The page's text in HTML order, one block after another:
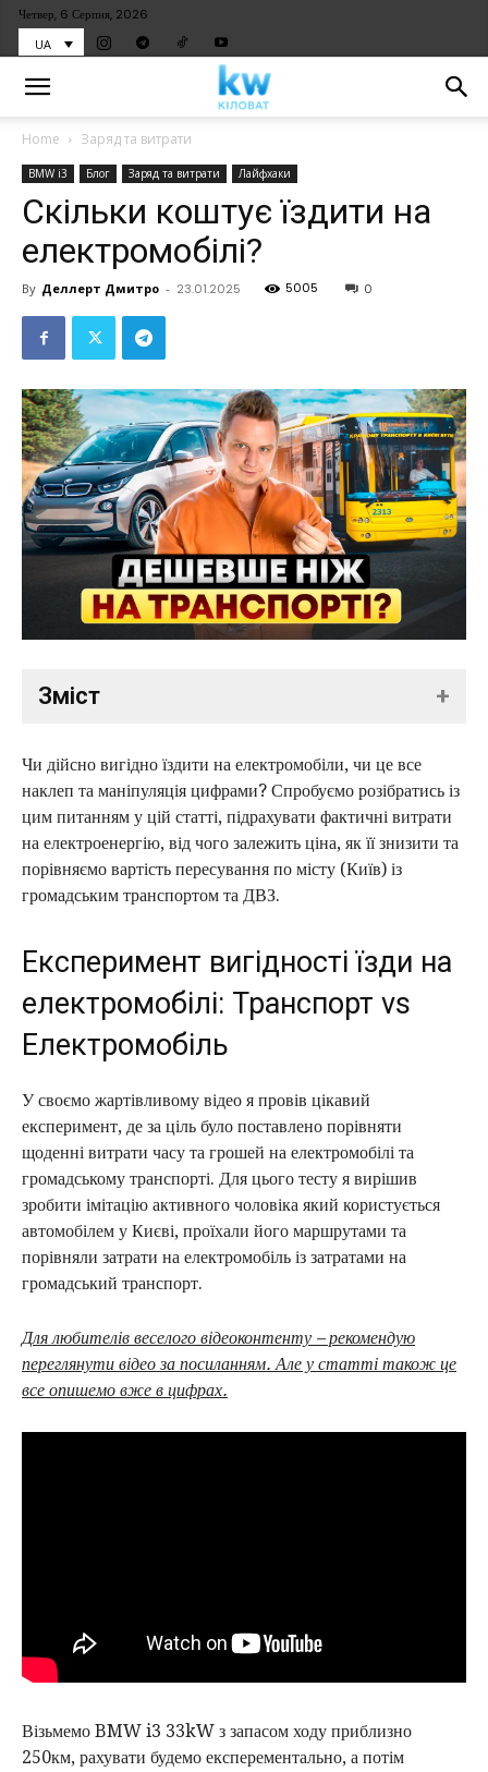
Четвер, 6 Серпня, 2026
UA
Home Заряд та витрати
BMW i3 Блог Заряд та витрати Лайфхаки
Скільки коштує їздити на
електромобілі?
By Деллерт Дмитро - 23.01.2025 5005 0
Зміст +
Транспорт vs Електромобіль
2. День 1 - "Понеділок"
3. День 2 - "Вівторок"
4. День 3 - "Середа"
6. День 5 - "П'ятниця"
7. Вихідний день - "Субота"
8. Вихідний день - "Неділя"
електромобілі
10. Скільки коштує їздити на електромобілі по
місту?
11. Порівняння в експерименті - Транспорт vs
Електромобіль
12. Тож почнемо наш день поїздки на роботу на
13. Які витрати на протязі тижня нас чекали на
транспорті
18. Ходова частина
21. Що ще можна додати до витрат автомобіля?
Чи дійсно вигідно їздити на електромобіли, чи це все
наклеп та маніпуляція цифрами? Спробуємо розібратись із
цим питанням у цій статті, підрахувати фактичні витрати
на електроенергію, від чого залежить ціна, як її знизити та
порівняємо вартість пересування по місту (Київ) із
громадським транспортом та ДВЗ.
Експеримент вигідності їзди на
електромобілі: Транспорт vs
Електромобіль
У своємо жартівливому відео я провів цікавий
експеримент, де за ціль було поставлено порівняти
щоденні витрати часу та грошей на електромобілі та
громадському транспорті. Для цього тесту я вирішив
зробити імітацію активного чоловіка який користується
автомобілем у Києві, проїхали його маршрутами та
порівняли затрати на електромобіль із затратами на
громадський транспорт.
Для любителів веселого відеоконтенту – рекомендую
переглянути відео за посиланням. Але у статті також це
все опишемо вже в цифрах.
Візьмемо BMW i3 33kW з запасом ходу приблизно
250км, рахувати будемо експерементально, а потім